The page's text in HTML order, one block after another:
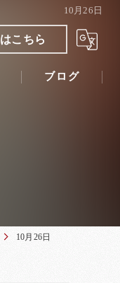
10月26日
こちら
ブログ
10月26日